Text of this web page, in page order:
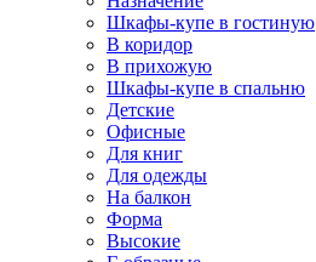
Шкафы-купе в гостиную
В коридор
В прихожую
Шкафы-купе в спальню
Детские
Офисные
Для книг
Для одежды
На балкон
Форма
Высокие